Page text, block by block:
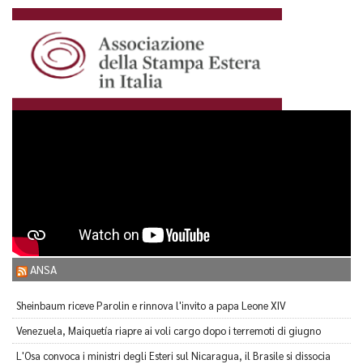
ANSA
Sheinbaum riceve Parolin e rinnova l'invito a papa Leone XIV
Venezuela, Maiquetía riapre ai voli cargo dopo i terremoti di giugno
L'Osa convoca i ministri degli Esteri sul Nicaragua, il Brasile si dissocia